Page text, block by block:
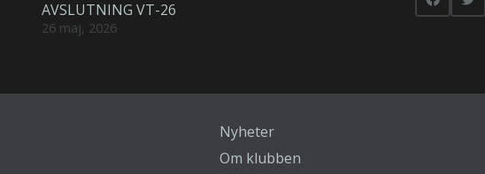
AVSLUTNING VT-26
26 maj, 2026
Nyheter
Om klubben